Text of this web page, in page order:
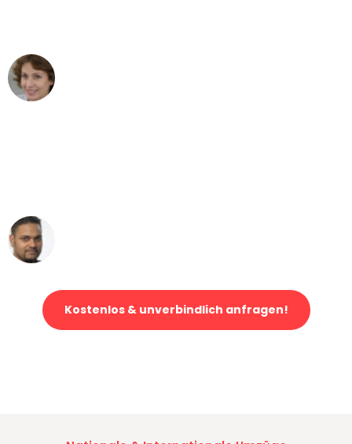
Kostenlos & unverbindlich anfragen!